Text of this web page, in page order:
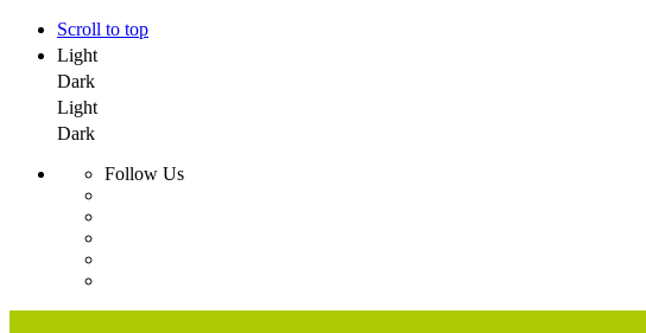
Scroll to top
Light
Dark
Light
Dark
Follow Us